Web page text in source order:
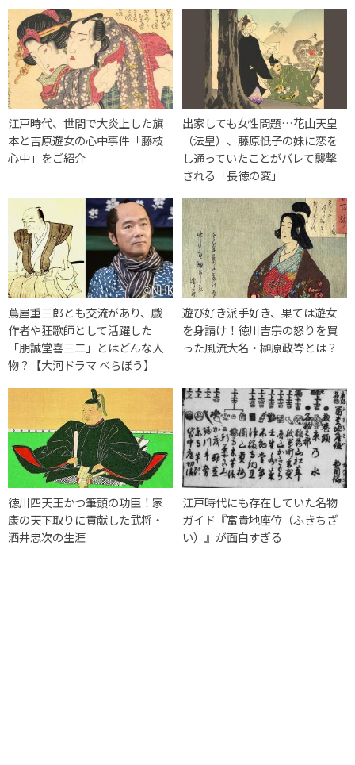
江戸時代、世間で大炎上した旗
本と吉原遊女の心中事件「藤枝
心中」をご紹介
出家しても女性問題…花山天皇
（法皇）、藤原忯子の妹に恋を
し通っていたことがバレて襲撃
される「長徳の変」
蔦屋重三郎とも交流があり、戯
作者や狂歌師として活躍した
「朋誠堂喜三二」とはどんな人
物？【大河ドラマ べらぼう】
遊び好き派手好き、果ては遊女
を身請け！徳川吉宗の怒りを買
った風流大名・榊原政岑とは？
徳川四天王かつ筆頭の功臣！家
康の天下取りに貢献した武将・
酒井忠次の生涯
江戸時代にも存在していた名物
ガイド『富貴地座位（ふきちざ
い）』が面白すぎる